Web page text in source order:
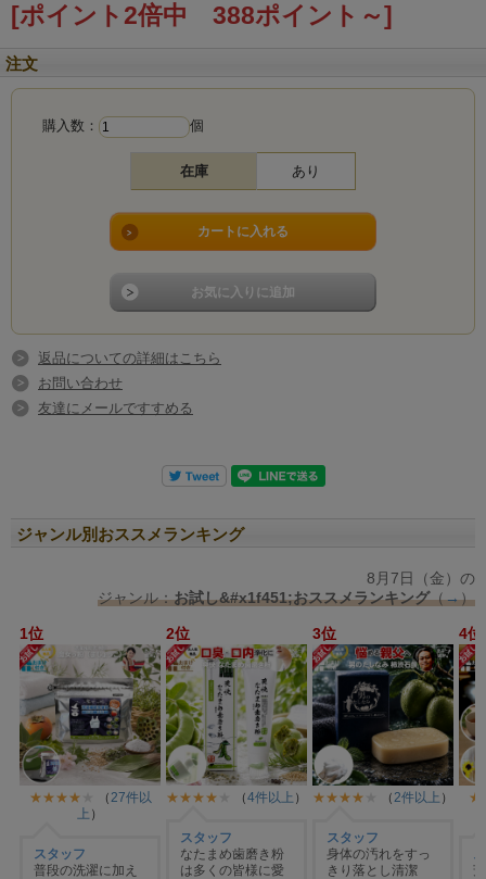
[ポイント2倍中 388ポイント～]
注文
購入数： 個
在庫 あり
返品についての詳細はこちら
お問い合わせ
友達にメールですすめる
ジャンル別おススメランキング